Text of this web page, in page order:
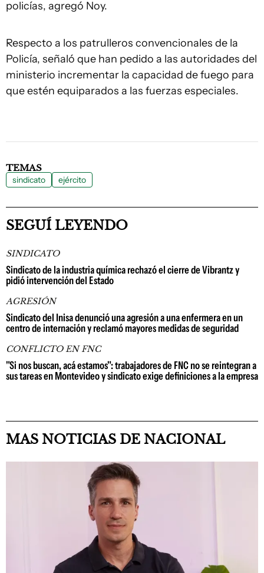
policías, agregó Noy.
Respecto a los patrulleros convencionales de la
Policía, señaló que han pedido a las autoridades del
ministerio incrementar la capacidad de fuego para
que estén equiparados a las fuerzas especiales.
TEMAS
sindicato ejército
SEGUÍ LEYENDO
SINDICATO
Sindicato de la industria química rechazó el cierre de Vibrantz y
pidió intervención del Estado
AGRESIÓN
Sindicato del Inisa denunció una agresión a una enfermera en un
centro de internación y reclamó mayores medidas de seguridad
CONFLICTO EN FNC
"Si nos buscan, acá estamos": trabajadores de FNC no se reintegran a
sus tareas en Montevideo y sindicato exige definiciones a la empresa
MAS NOTICIAS DE NACIONAL